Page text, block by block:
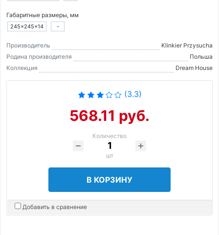
Габаритные размеры, мм
245×245×14 -
Производитель
Klinkier Przysucha
Родина производителя
Польша
Коллекция
Dream House
(3.3)
568.11 руб.
Количество
шт
В КОРЗИНУ
Добавить в сравнение